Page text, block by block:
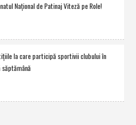
Naţional de Patinaj Viteză pe Role!
la care participă sportivii clubului în
săptămână